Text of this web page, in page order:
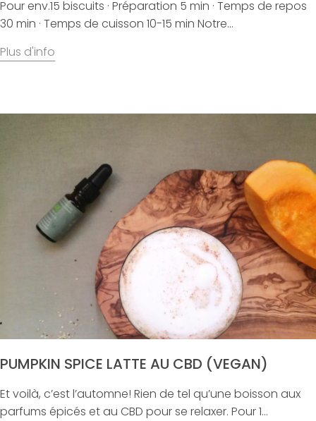
Pour env.15 biscuits · Préparation 5 min · Temps de repos
30 min · Temps de cuisson 10-15 min Notre...
PUMPKIN SPICE LATTE AU CBD (VEGAN)
Et voilà, c’est l’automne! Rien de tel qu’une boisson aux
parfums épicés et au CBD pour se relaxer. Pour 1...